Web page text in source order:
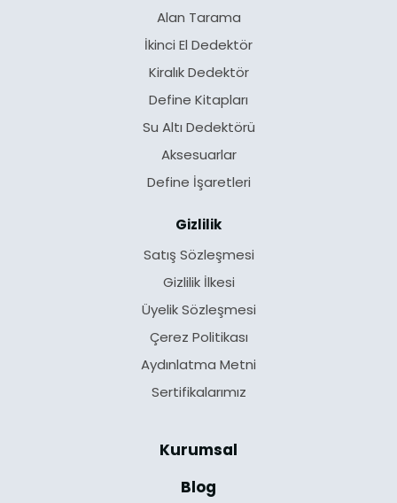
Alan Tarama
İkinci El Dedektör
Kiralık Dedektör
Define Kitapları
Su Altı Dedektörü
Aksesuarlar
Define İşaretleri
Gizlilik
Satış Sözleşmesi
Gizlilik İlkesi
Üyelik Sözleşmesi
Çerez Politikası
Aydınlatma Metni
Sertifikalarımız
Kurumsal
Blog